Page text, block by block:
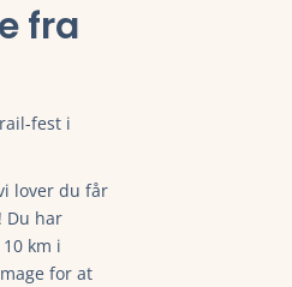
fra
fest i
lover du får
Du har
km i
for at